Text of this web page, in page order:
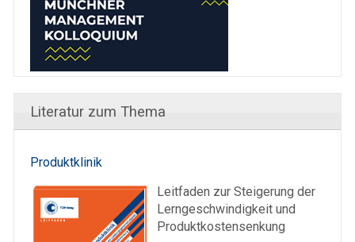
Literatur zum Thema
Produktklinik
Leitfaden zur Steigerung der
Lerngeschwindigkeit und
Produktkostensenkung